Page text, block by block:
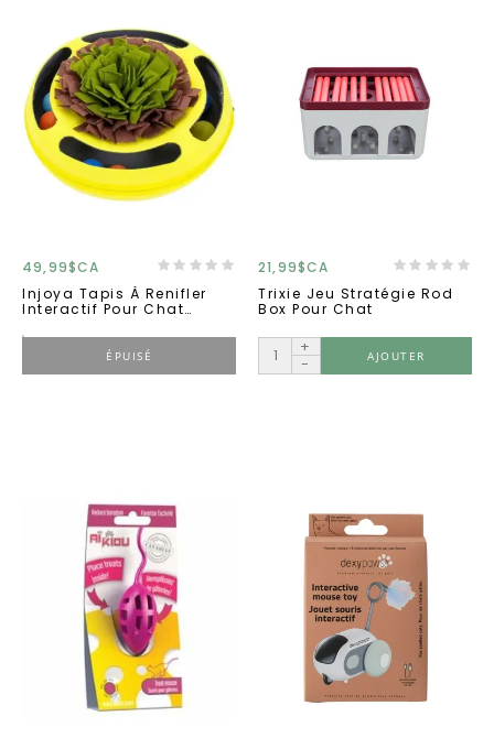
49,99$CA
Injoya Tapis À Renifler
Interactif Pour Chat
ÉPUISÉ
21,99$CA
Trixie Jeu Stratégie Rod
Box Pour Chat
+
-
AJOUTER